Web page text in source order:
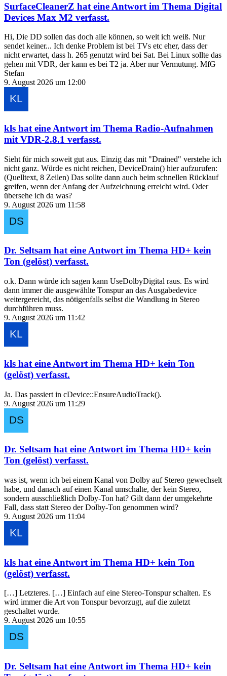
SurfaceCleanerZ hat eine Antwort im Thema Digital
Devices Max M2 verfasst.
Hi, Die DD sollen das doch alle können, so weit ich weiß. Nur
sendet keiner... Ich denke Problem ist bei TVs etc eher, dass der
nicht erwartet, dass h. 265 genutzt wird bei Sat. Bei Linux sollte das
gehen mit VDR, der kann es bei T2 ja. Aber nur Vermutung. MfG
Stefan
9. August 2026 um 12:00
kls hat eine Antwort im Thema Radio-Aufnahmen
mit VDR-2.8.1 verfasst.
Sieht für mich soweit gut aus. Einzig das mit "Drained" verstehe ich
nicht ganz. Würde es nicht reichen, DeviceDrain() hier aufzurufen:
(Quelltext, 8 Zeilen) Das sollte dann auch beim schnellen Rücklauf
greifen, wenn der Anfang der Aufzeichnung erreicht wird. Oder
übersehe ich da was?
9. August 2026 um 11:58
Dr. Seltsam hat eine Antwort im Thema HD+ kein
Ton (gelöst) verfasst.
o.k. Dann würde ich sagen kann UseDolbyDigital raus. Es wird
dann immer die ausgewählte Tonspur an das Ausgabedevice
weitergereicht, das nötigenfalls selbst die Wandlung in Stereo
durchführen muss.
9. August 2026 um 11:42
kls hat eine Antwort im Thema HD+ kein Ton
(gelöst) verfasst.
Ja. Das passiert in cDevice::EnsureAudioTrack().
9. August 2026 um 11:29
Dr. Seltsam hat eine Antwort im Thema HD+ kein
Ton (gelöst) verfasst.
was ist, wenn ich bei einem Kanal von Dolby auf Stereo gewechselt
habe, und danach auf einen Kanal umschalte, der kein Stereo,
sondern ausschließlich Dolby-Ton hat? Gilt dann der umgekehrte
Fall, dass statt Stereo der Dolby-Ton genommen wird?
9. August 2026 um 11:04
kls hat eine Antwort im Thema HD+ kein Ton
(gelöst) verfasst.
[…] Letzteres. […] Einfach auf eine Stereo-Tonspur schalten. Es
wird immer die Art von Tonspur bevorzugt, auf die zuletzt
geschaltet wurde.
9. August 2026 um 10:55
Dr. Seltsam hat eine Antwort im Thema HD+ kein